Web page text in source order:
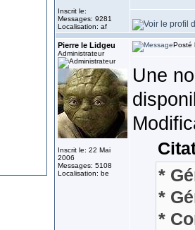
Inscrit le:
Messages: 9281
Localisation: af
Pierre le Lidgeu
Administrateur
Inscrit le: 22 Mai
2006
Messages: 5108
Localisation: be
Posté
Une
*
*
*